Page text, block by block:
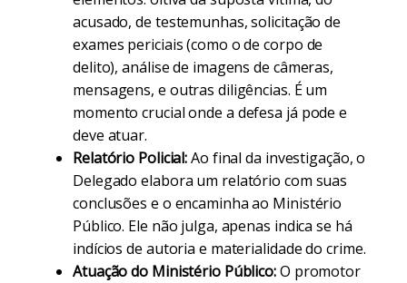
acusado, de testemunhas, solicitação de
exames periciais (como o de corpo de
delito), análise de imagens de câmeras,
mensagens, e outras diligências. É um
momento crucial onde a defesa já pode e
deve atuar.
Relatório Policial:Ao final da investigação, o
Delegado elabora um relatório com suas
conclusões e o encaminha ao Ministério
Público. Ele não julga, apenas indica se há
indícios de autoria e materialidade do crime.
Atuação do Ministério Público:O promotor